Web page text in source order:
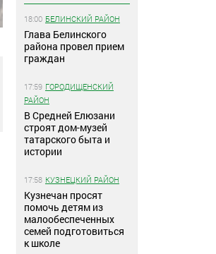
18:00 БЕЛИНСКИЙ РАЙОН
Глава Белинского
района провел прием
граждан
17:59 ГОРОДИЩЕНСКИЙ
РАЙОН
В Средней Елюзани
строят дом-музей
татарского быта и
истории
17:58 КУЗНЕЦКИЙ РАЙОН
Кузнечан просят
помочь детям из
малообеспеченных
семей подготовиться
к школе